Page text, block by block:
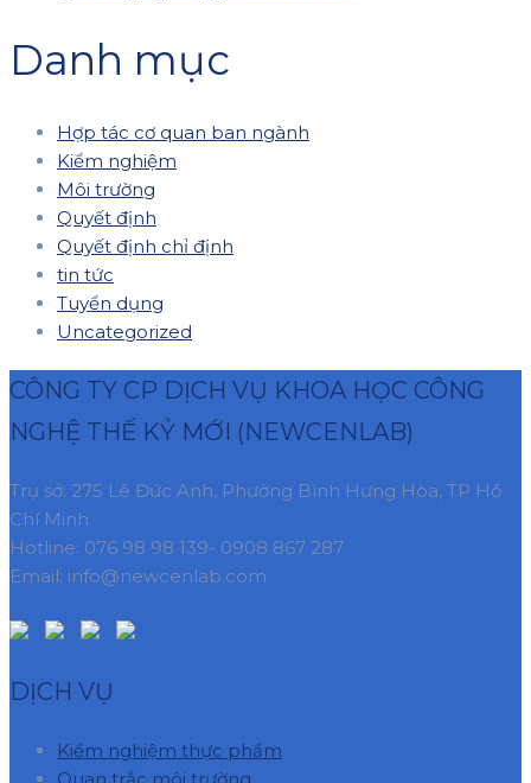
Danh mục
Hợp tác cơ quan ban ngành
Kiểm nghiệm
Môi trường
Quyết định
Quyết định chỉ định
tin tức
Tuyển dụng
Uncategorized
CÔNG TY CP DỊCH VỤ KHOA HỌC CÔNG
NGHỆ THẾ KỶ MỚI (NEWCENLAB)
Trụ sở: 275 Lê Đức Anh, Phường Bình Hưng Hòa, TP Hồ
Chí Minh
Hotline: 076 98 98 139- 0908 867 287
Email: info@newcenlab.com
DỊCH VỤ
Kiểm nghiệm thực phẩm